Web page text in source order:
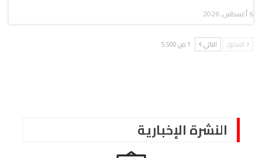
6 أغسطس, 2026
السابق التالي 1 من 5٬500
النشرة الإخبارية